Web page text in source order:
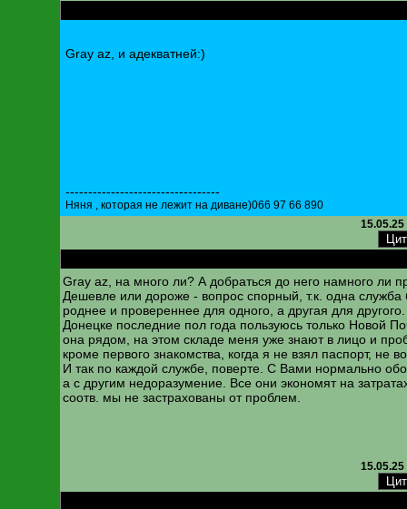
Gray az, и адекватней:)
----------------------------------
Няня , которая не лежит на диване)066 97 66 890
Gray az, на много ли? А добраться до него намного ли
Дешевле или дороже - вопрос спорный, т.к. одна служба
роднее и провереннее для одного, а другая для
Донецке последние пол года пользуюсь только Новой
она рядом, на этом складе меня уже знают в лицо и
кроме первого знакомства, когда я не взял паспорт, не
И так по каждой службе, поверте. С Вами нормально
а с другим недоразумение. Все они экономят на
соотв. мы не застрахованы от проблем.